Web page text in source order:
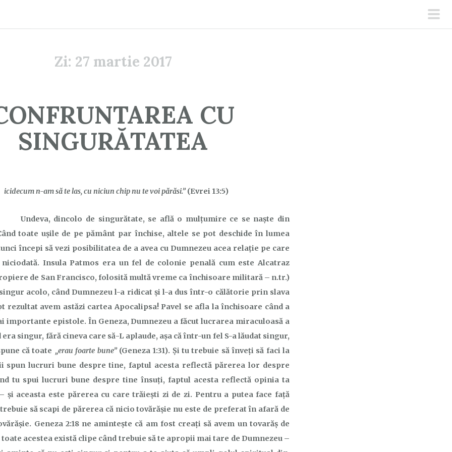
Zi: 27 martie 2017
CU
SINGURĂTATEA
icidecum n-am să te las, cu niciun chip nu te voi părăsi.”(Evrei 13:5)
Undeva, dincolo de singurătate, se află o mulțumire ce se naște din
toate ușile de pe pământ par închise, altele se pot deschide în lumea
începi să vezi posibilitatea de a avea cu Dumnezeu acea relație pe care
Insula Patmos eraun fel de colonie penală cum este Alcatraz
de San Francisco, folosită multă vreme ca închisoare militară – n.tr.)
acolo, când Dumnezeu l-a ridicat și l-a dus într-o călătorie prin slava
rezultat avem astăzi cartea Apocalipsa! Pavel se afla la închisoare când a
importante epistole. În Geneza, Dumnezeu a făcut lucrarea miraculoasă a
singur, fără cineva care să-L aplaude, așa căîntr-un fel S-a lăudat singur,
e că toate „erau foarte bune”(Geneza 1:31). Și tu trebuie să înveți să faci la
spun lucruri bune despre tine, faptul acesta reflectă părerea lor despre
tu spui lucruri bune despre tine însuți, faptul acesta reflectă opinia ta
și aceasta este părerea cu care trăiești zi de zi. Pentru a putea face față
să scapi de părerea că nicio tovărășie nu este de preferat în afară de
Geneza 2:18 ne amintește că am fost creați să avem un tovarăș de
toate acestea există clipe când trebuie să te apropii mai tare de Dumnezeu –